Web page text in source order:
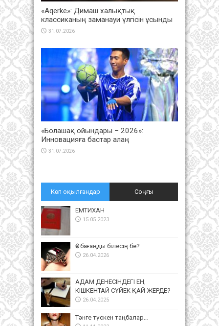
«Aqerke»: Димаш халықтық
классиканың заманауи үлгісін ұсынды
31.07.2026
«Болашақ ойындары – 2026»:
Инновацияға бастар алаң
31.07.2026
Көп оқылғандар Соңғы
ЕМТИХАН
15.05.2023
Өз бағаңды білесің бе?
26.04.2026
АДАМ ДЕНЕСІНДЕГІ ЕҢ
КІШКЕНТАЙ СҮЙЕК ҚАЙ ЖЕРДЕ?
26.04.2025
Тәнге түскен таңбалар…